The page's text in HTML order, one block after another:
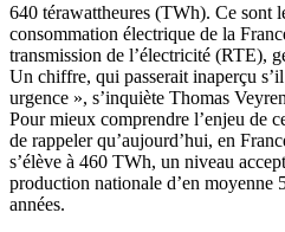
640 térawattheures (TWh). Ce sont
consommation électrique de la
transmission de l’électricité (RTE),
Un chiffre, qui passerait inaperçu
urgence », s’inquiète Thomas
Pour mieux comprendre l’enjeu de
de rappeler qu’aujourd’hui, en
s’élève à 460 TWh, un niveau
production nationale d’en moyenne
années.